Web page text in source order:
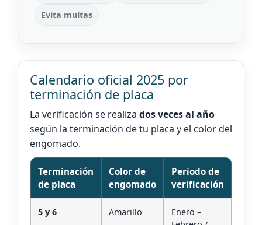
Evita multas
Calendario oficial 2025 por
terminación de placa
La verificación se realiza dos veces al año
según la terminación de tu placa y el color del
engomado.
Terminación
de placa
Color de
engomado
Periodo de
verificación
5 y 6 Amarillo
Enero –